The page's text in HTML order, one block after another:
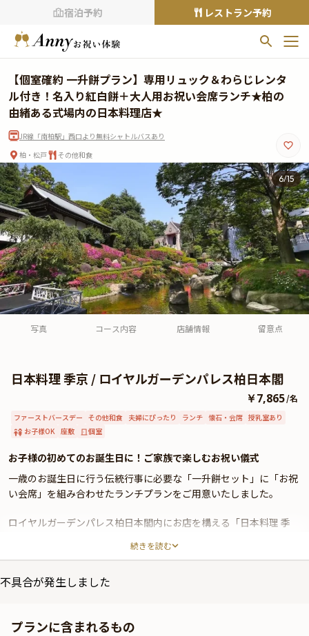
宿泊予約 レストラン予約
お気に入りプラン
お気に入りの登録がありません
プランの をクリックすることで
お気に入りに追加できます。
閲覧履歴
閲覧履歴はありません
過去に見たお店が最大10件まで表示されます。
10件を超えると、古いものから順に削除されます。
TOP
Annyお祝い体験について
Annyお祝いアイテムについて
【個室確約 一升餅プラン】専用リュック＆わらじレンタ
ル付き！名入り紅白餅＋大人用お祝い会席ランチ★柏の
由緒ある式場内の日本料理店★
JR線「南柏駅」西口より無料シャトルバスあり
柏・松戸
その他和食
6/15
写真 コース内容 店舗情報 留意点
日本料理 季京 / ロイヤルガーデンパレス柏日本閣
￥7,865/名
ファーストバースデー その他和食 夫婦にぴったり ランチ 懐石・会席 授乳室あり
お子様OK 座敷 個室
お子様の初めてのお誕生日に！ご家族で楽しむお祝い儀式
一歳のお誕生日に行う伝統行事に必要な「一升餅セット」に「お祝
い会席」を組み合わせたランチプランをご用意いたしました。
ロイヤルガーデンパレス柏日本閣内にお店を構える「日本料理 季
る景観をお楽しみいただけます。
本プランでは、ご家族でゆっくりお過ごしいただける和個室を確
で、ご用意いただく必要はございません。また、儀式の進行はスタ
続きを読む
不具合が発生しました
プランに含まれるもの